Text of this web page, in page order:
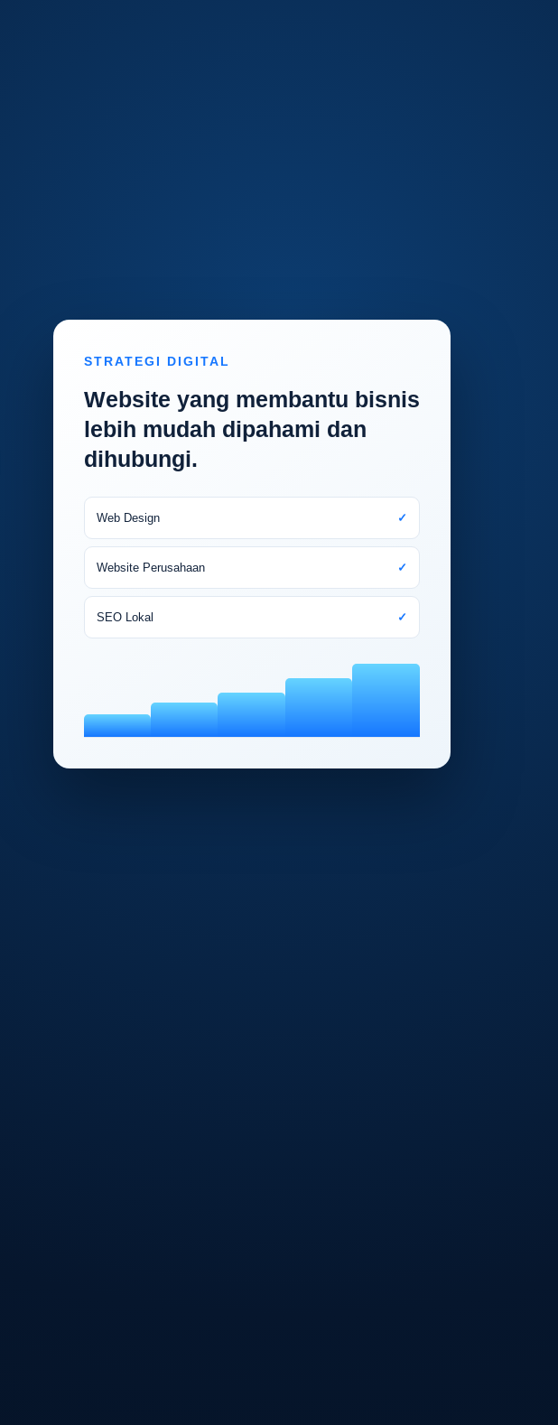
STRATEGI DIGITAL
Website yang membantu bisnis
lebih mudah dipahami dan
dihubungi.
Web Design ✓
Website Perusahaan ✓
SEO Lokal ✓